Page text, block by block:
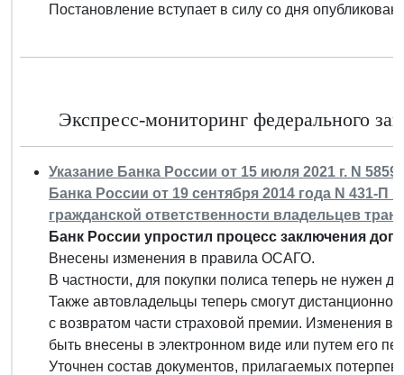
Постановление вступает в силу со дня
Экспресс-мониторинг федерального
Указание Банка России от 15 июля 2021 г. N
Банка России от 19 сентября 2014 года N 431-П
гражданской ответственности владельцев
Банк России упростил процесс заключения
Внесены изменения в правила ОСАГО.
В частности, для покупки полиса теперь не нужен
Также автовладельцы теперь смогут дистанционно
с возвратом части страховой премии. Изменения в
быть внесены в электронном виде или путем его
Уточнен состав документов, прилагаемых